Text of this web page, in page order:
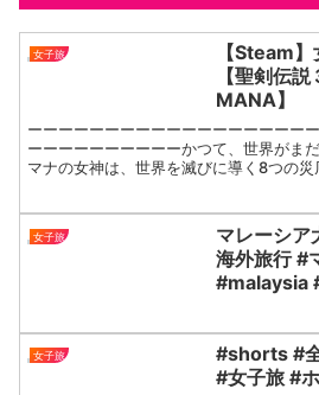
女子旅
【Steam
【聖剣伝
MANA】
ーーーーーーーーーーーーーーーーーー
ーーーーーーーーーーかつて、世界がま
マナの女神は、世界を滅びに導く8つの
女子旅
マレーシア
海外旅行 #
#malaysia
女子旅
#shorts #全国
#女子旅 #